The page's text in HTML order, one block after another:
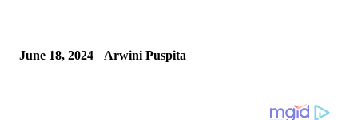
June 18, 2024 Arwini Puspita